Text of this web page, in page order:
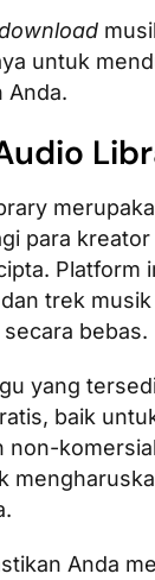
untuk
Anda.
para
Platform
trek
bebas.
yang
baik
non-
Anda